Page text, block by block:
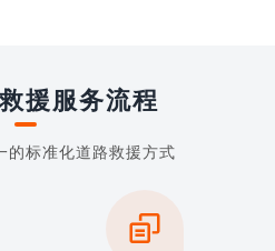
援服务流程
的标准化道路救援方式
